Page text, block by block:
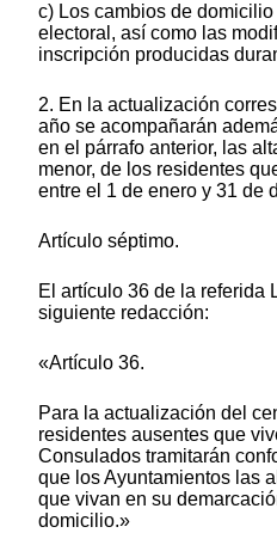
c) Los cambios de
electoral, así como las
inscripción producidas
2. En la actualización
año se acompañarán
en el párrafo anterior, las
menor, de los residentes
entre el 1 de enero y 31 de
Artículo séptimo.
El artículo 36 de la referida
siguiente redacción:
«Artículo 36.
Para la actualización del
residentes ausentes que
Consulados tramitarán
que los Ayuntamientos las
que vivan en su
domicilio.»